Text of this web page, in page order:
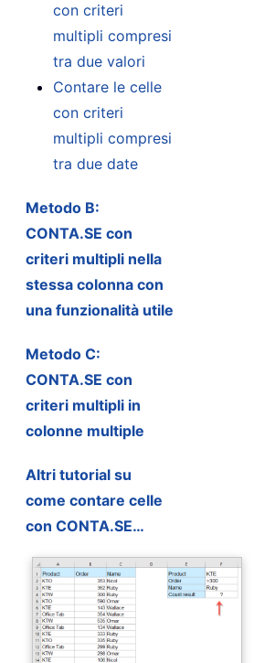
con criteri
multipli compresi
tra due valori
Contare le celle
con criteri
multipli compresi
tra due date
Metodo B:
CONTA.SE con
criteri multipli nella
stessa colonna con
una funzionalità utile
Metodo C:
CONTA.SE con
criteri multipli in
colonne multiple
Altri tutorial su
come contare celle
con CONTA.SE…